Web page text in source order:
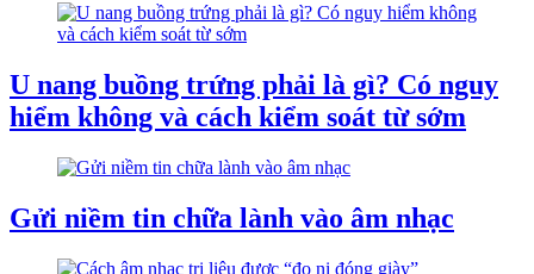
U nang buồng trứng phải là gì? Có nguy
hiểm không và cách kiểm soát từ sớm
Gửi niềm tin chữa lành vào âm nhạc